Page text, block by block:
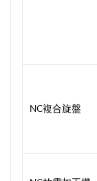
NC複合旋盤